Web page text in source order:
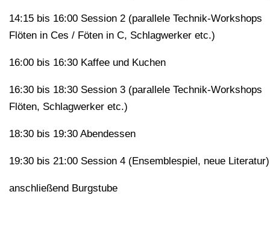
14:15 bis 16:00 Session 2 (parallele Technik-Workshops
Flöten in Ces / Föten in C, Schlagwerker etc.)
16:00 bis 16:30 Kaffee und Kuchen
16:30 bis 18:30 Session 3 (parallele Technik-Workshops
Flöten, Schlagwerker etc.)
18:30 bis 19:30 Abendessen
19:30 bis 21:00 Session 4 (Ensemblespiel, neue Literatur)
anschließend Burgstube